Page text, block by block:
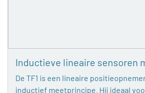
Inductieve lineaire sensoren
De TF1 is een lineaire
inductief meetprincipe. Hij ideaal